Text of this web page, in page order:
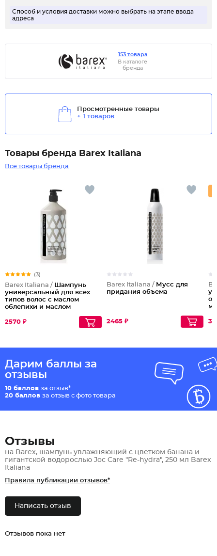
Способ и условия доставки можно выбрать на этапе ввода
адреса
153 товара
В каталоге
бренда
Просмотренные товары
+ 1 товаров
Товары бренда Barex Italiana
Все товары бренда
(3)
Barex Italiana / Шампунь
универсальный для всех
типов волос с маслом
облепихи и маслом
2570 ₽
Barex Italiana / Мусс для
придания объема
2465 ₽
Дарим баллы за
отзывы
10 баллов за отзыв*
20 баллов за отзыв с фото товара
Отзывы
на Barex, шампунь увлажняющий с цветком банана и
гигантской водорослью Joc Care "Re-hydra", 250 мл Barex
Italiana
Правила публикации отзывов*
Написать отзыв
Отзывов пока нет